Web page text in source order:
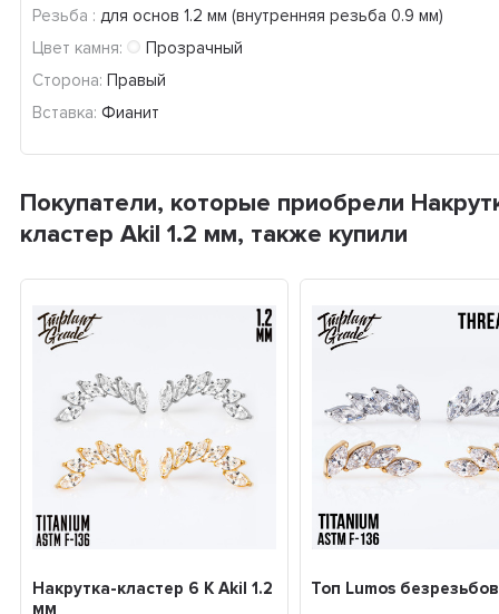
Резьба :для основ 1.2 мм (внутренняя резьба 0.9 мм)
Цвет камня:
Прозрачный
Сторона:Правый
Вставка:Фианит
Покупатели, которые приобрели
кластер Akil 1.2 мм, также купили
Накрутка-кластер 6 К Akil 1.2
мм
Топ Lumos